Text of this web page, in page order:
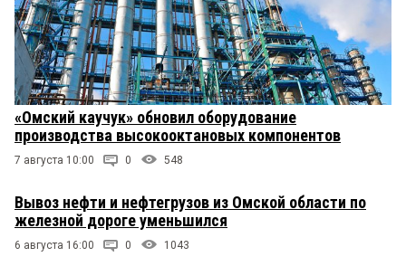
«Омский каучук» обновил оборудование
производства высокооктановых компонентов
7 августа 10:00 0 548
Вывоз нефти и нефтегрузов из Омской области по
железной дороге уменьшился
6 августа 16:00 0 1043